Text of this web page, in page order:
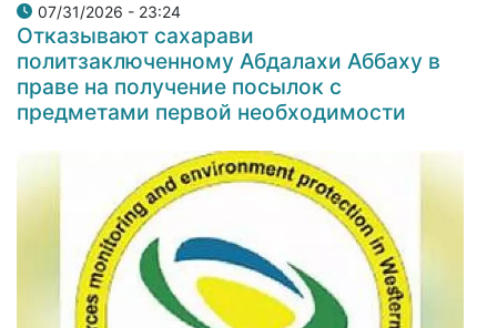
07/31/2026 - 23:24
Отказывают сахарави
политзаключенному Абдалахи Аббаху в
праве на получение посылок с
предметами первой необходимости